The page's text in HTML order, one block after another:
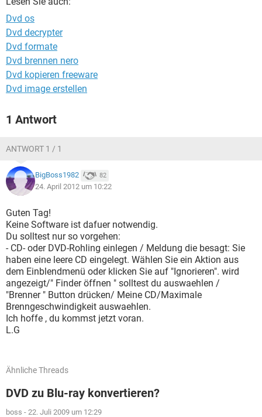
Dvd os
Dvd decrypter
Dvd formate
Dvd brennen nero
Dvd kopieren freeware
Dvd image erstellen
1 Antwort
ANTWORT 1 / 1
BigBoss1982 82
24. April 2012 um 10:22
Guten Tag!
Keine Software ist dafuer notwendig.
Du solltest nur so vorgehen:
- CD- oder DVD-Rohling einlegen / Meldung die besagt: Sie
haben eine leere CD eingelegt. Wählen Sie ein Aktion aus
dem Einblendmenü oder klicken Sie auf "Ignorieren". wird
angezeigt/" Finder öffnen " solltest du auswaehlen /
"Brenner " Button drücken/ Meine CD/Maximale
Brenngeschwindigkeit auswaehlen.
Ich hoffe , du kommst jetzt voran.
L.G
Ähnliche Threads
DVD zu Blu-ray konvertieren?
boss - 22. Juli 2009 um 12:29